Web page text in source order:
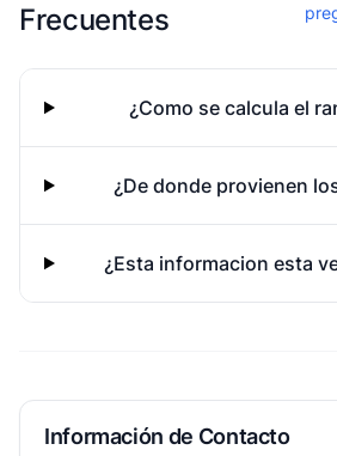
Frecuentes
¿Como se calcula el
¿De donde provienen
¿Esta informacion esta
Información de Contacto